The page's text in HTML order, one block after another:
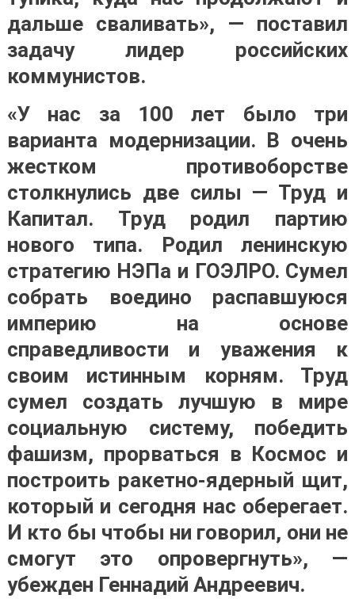
дальше сваливать», — поставил
задачу лидер российских
коммунистов.
«У нас за 100 лет было три
варианта модернизации. В очень
жестком противоборстве
столкнулись две силы — Труд и
Капитал. Труд родил партию
нового типа. Родил ленинскую
стратегию НЭПа и ГОЭЛРО. Сумел
собрать воедино распавшуюся
империю на основе
справедливости и уважения к
своим истинным корням. Труд
сумел создать лучшую в мире
социальную систему, победить
фашизм, прорваться в Космос и
построить ракетно-ядерный щит,
который и сегодня нас оберегает.
И кто бы чтобы ни говорил, они не
смогут это опровергнуть», —
убежден Геннадий Андреевич.